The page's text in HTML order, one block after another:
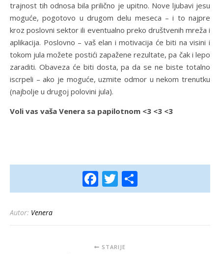
trajnost tih odnosa bila prilično je upitno. Nove ljubavi jesu
moguće, pogotovo u drugom delu meseca – i to najpre
kroz poslovni sektor ili eventualno preko društvenih mreža i
aplikacija. Poslovno – vaš elan i motivacija će biti na visini i
tokom jula možete postići zapažene rezultate, pa čak i lepo
zaraditi. Obaveza će biti dosta, pa da se ne biste totalno
iscrpeli – ako je moguće, uzmite odmor u nekom trenutku
(najbolje u drugoj polovini jula).
Voli vas vaša Venera sa papilotnom <3 <3 <3
Facebook
Twitter
Autor: Venera
STARIJE